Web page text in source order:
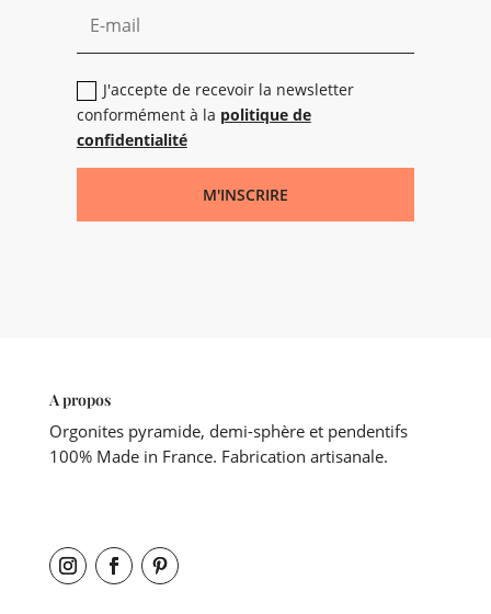
J'accepte de recevoir la newsletter
conformément à la politique de
confidentialité
M'INSCRIRE
A propos
Orgonites pyramide, demi-sphère et pendentifs
100% Made in France. Fabrication artisanale.